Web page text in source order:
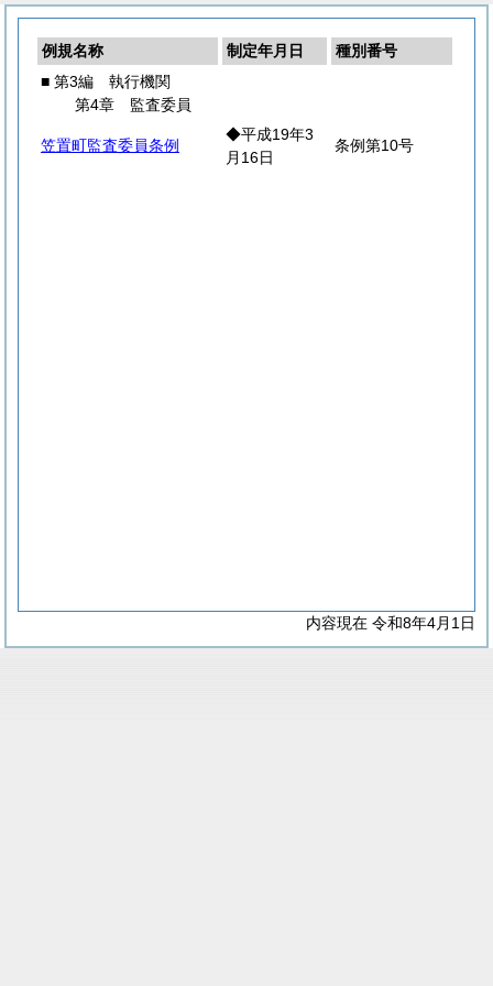
例規名称 制定年月日
種別番号
■ 第3編 執行機関
第4章 監査委員
笠置町監査委員条例
◆平成19年3
月16日
条例第10号
内容現在 令和8年4月1日